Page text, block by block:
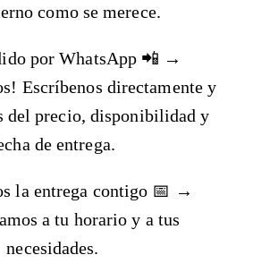
como se merece.
por WhatsApp 📲 →
Escríbenos directamente y
del precio, disponibilidad y
de entrega.
la entrega contigo 📅 →
a tu horario y a tus
necesidades.